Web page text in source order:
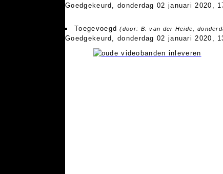
Goedgekeurd, donderdag 02 januari 2020,
Toegevoegd(door: B. van der Heide,
Goedgekeurd, donderdag 02 januari 2020,